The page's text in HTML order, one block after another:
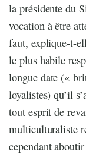
la présidente du
vocation à être
faut, explique-t-
le plus habile
longue date («
loyalistes) qu’il
tout esprit de
multiculturaliste
cependant